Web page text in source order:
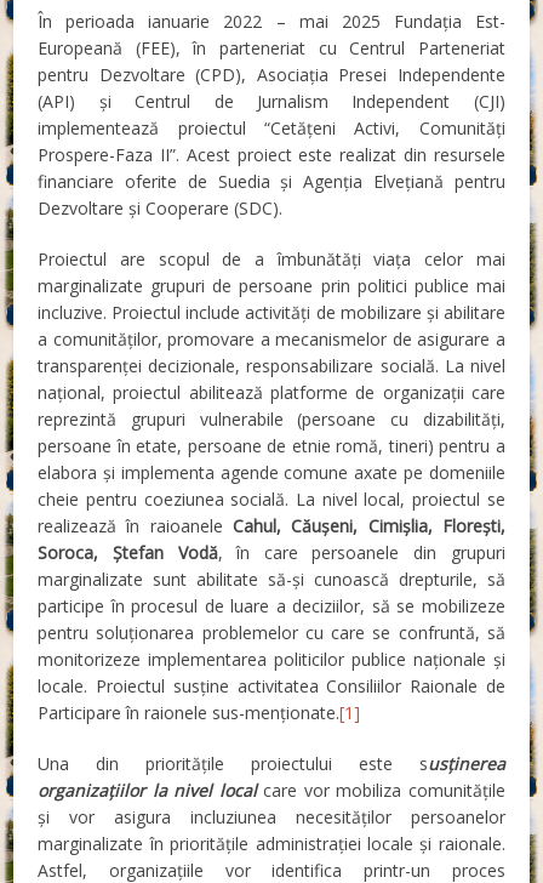
În perioada ianuarie 2022 – mai 2025 Fundația Est-
Europeană (FEE), în parteneriat cu Centrul Parteneriat
pentru Dezvoltare (CPD), Asociația Presei Independente
(API) și Centrul de Jurnalism Independent (CJI)
implementează proiectul “Cetățeni Activi, Comunități
Prospere-Faza II”. Acest proiect este realizat din resursele
financiare oferite de Suedia și Agenția Elvețiană pentru
Dezvoltare și Cooperare (SDC).
Proiectul are scopul de a îmbunătăți viața celor mai
marginalizate grupuri de persoane prin politici publice mai
incluzive. Proiectul include activități de mobilizare și abilitare
a comunităților, promovare a mecanismelor de asigurare a
transparenței decizionale, responsabilizare socială. La nivel
național, proiectul abilitează platforme de organizații care
reprezintă grupuri vulnerabile (persoane cu dizabilități,
persoane în etate, persoane de etnie romă, tineri) pentru a
elabora şi implementa agende comune axate pe domeniile
cheie pentru coeziunea socială. La nivel local, proiectul se
realizează în raioanele Cahul, Căuşeni, Cimișlia, Florești,
Soroca, Ștefan Vodă, în care persoanele din grupuri
marginalizate sunt abilitate să-și cunoască drepturile, să
participe în procesul de luare a deciziilor, să se mobilizeze
pentru soluționarea problemelor cu care se confruntă, să
monitorizeze implementarea politicilor publice naționale şi
locale. Proiectul susține activitatea Consiliilor Raionale de
Participare în raionele sus-menţionate.[1]
Una din prioritățile proiectului este susținerea
organizațiilor la nivel localcare vor mobiliza comunitățile
și vor asigura incluziunea necesităților persoanelor
marginalizate în prioritățile administrației locale și raionale.
Astfel, organizațiile vor identifica printr-un proces